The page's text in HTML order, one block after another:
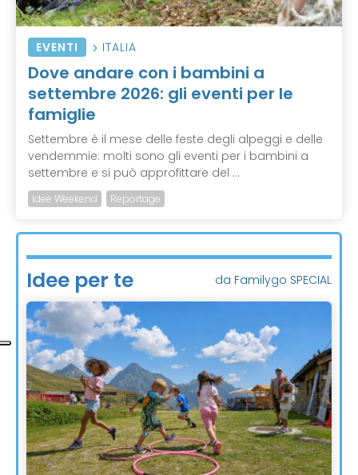
EVENTI ITALIA
Dove andare con i bambini a
settembre 2026: gli eventi per le
famiglie
Settembre è il mese delle feste degli alpeggi e delle
vendemmie: molti sono gli eventi per i bambini a
settembre e si può approfittare del ...
Idee Weekend Reportage
Idee per te da Familygo SPECIAL